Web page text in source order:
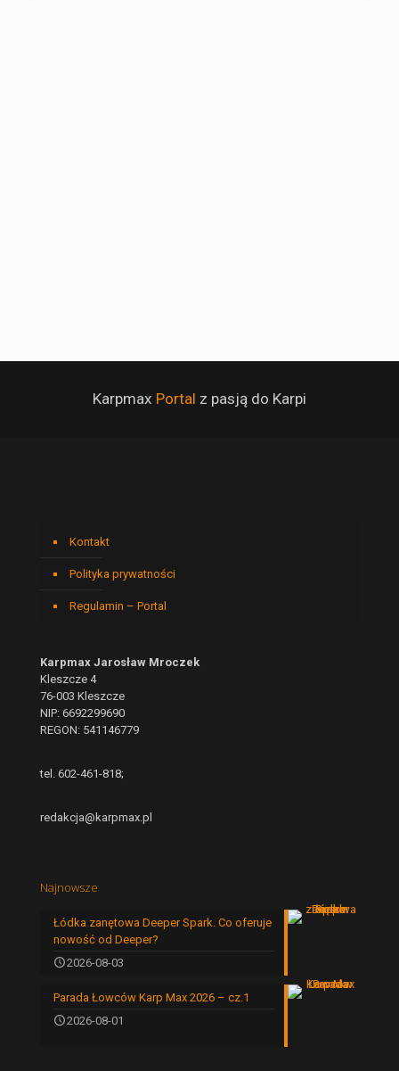
Karpmax Portal z pasją do Karpi
Kontakt
Polityka prywatności
Regulamin – Portal
Karpmax Jarosław Mroczek
Kleszcze 4
76-003 Kleszcze
NIP: 6692299690
REGON: 541146779
tel. 602-461-818;
redakcja@karpmax.pl
Najnowsze
Łódka zanętowa Deeper Spark. Co oferuje
nowość od Deeper?
2026-08-03
Parada Łowców Karp Max 2026 – cz.1
2026-08-01